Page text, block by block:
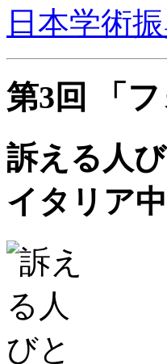
日本学術
第3回 「
訴える人
イタリア